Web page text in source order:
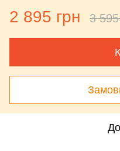
2 895 грн 3